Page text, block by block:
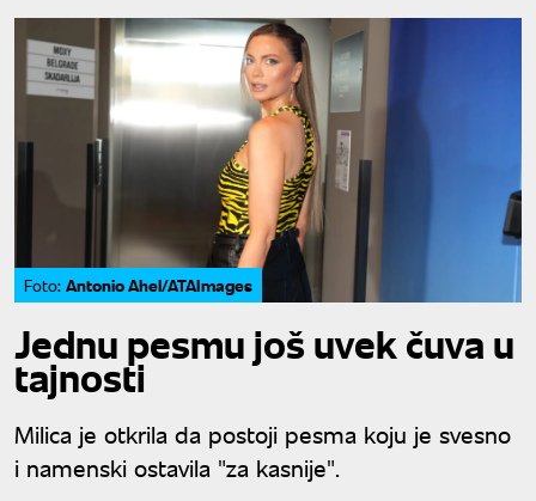
Foto: Antonio Ahel/ATAImages
Jednu pesmu još uvek čuva u
tajnosti
Milica je otkrila da postoji pesma koju je svesno
i namenski ostavila "za kasnije".